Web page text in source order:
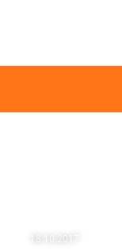
18.10.2017